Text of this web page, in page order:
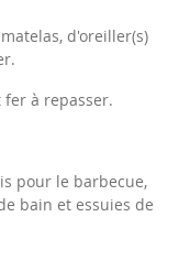
d'oreiller(s)
à repasser.
pour le barbecue,
bain et essuies de